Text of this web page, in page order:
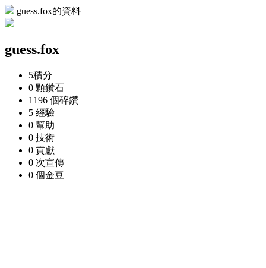
guess.fox的資料
guess.fox
5積分
0 顆鑽石
1196 個碎鑽
5 經驗
0 幫助
0 技術
0 貢獻
0 次宣傳
0 個金豆